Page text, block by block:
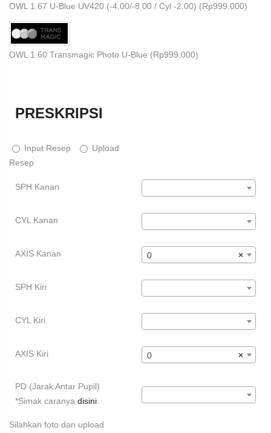
OWL 1.67 U-Blue UV420 (-4.00/-8.00 / Cyl -2.00) (Rp999.000)
OWL 1.60 Transmagic Photo U-Blue (Rp999.000)
PRESKRIPSI
Input Resep
Upload
Resep
SPH Kanan
CYL Kanan
AXIS Kanan ×
0
SPH Kiri
CYL Kiri
AXIS Kiri ×
0
PD (Jarak Antar Pupil)
*Simak caranya disini
Silahkan foto dan upload